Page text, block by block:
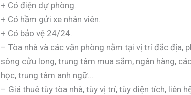
+ Có điện dự phòng.
+ Có hầm gửi xe nhân viên.
+ Có bảo vệ 24/24.
– Tòa nhà và các văn phòng nằm tại vị trí đắc địa,
sông cửu long, trung tâm mua sắm, ngân hàng,
học, trung tâm anh ngữ…
– Giá thuê tùy tòa nhà, tùy vị trí, tùy diện tích, liên